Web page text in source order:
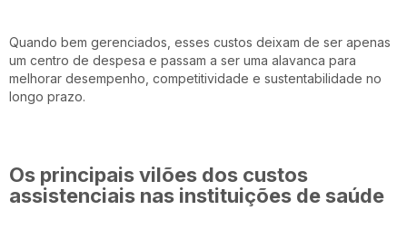
Quando bem gerenciados, esses custos deixam de ser apenas
um centro de despesa e passam a ser uma alavanca para
melhorar desempenho, competitividade e sustentabilidade no
longo prazo.
Os principais vilões dos custos
assistenciais nas instituições de saúde